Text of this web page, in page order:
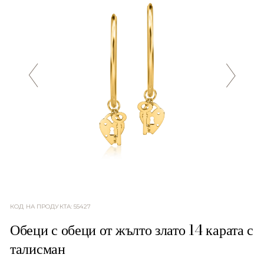
КОД НА ПРОДУКТА:55427
Обеци с обеци от жълто злато 14 карата с
талисман